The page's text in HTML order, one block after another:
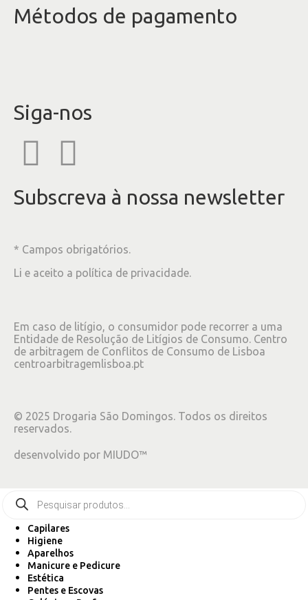
Métodos de pagamento
Siga-nos
Subscreva à nossa newsletter
* Campos obrigatórios.
Li e aceito a política de privacidade.
Em caso de litígio, o consumidor pode recorrer a uma
Entidade de Resolução de Litígios de Consumo. Centro
de arbitragem de Conflitos de Consumo de Lisboa
centroarbitragemlisboa.pt
© 2025 Drogaria São Domingos. Todos os direitos
reservados.
desenvolvido por MIUDO™
Capilares
Higiene
Aparelhos
Manicure e Pedicure
Estética
Pentes e Escovas